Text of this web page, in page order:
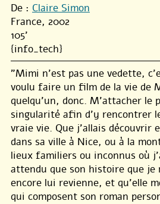
De : Claire Simon
France, 2002
105'
{info_tech}
"Mimi n’est pas une vedette,
voulu faire un film de la vie de
quelqu’un, donc. M’attacher le
singularité afin d’y rencontrer
vraie vie. Que j’allais découvrir
dans sa ville à Nice, ou à la
lieux familiers ou inconnus où
attendu que son histoire que je
encore lui revienne, et qu’elle
qui composent son roman